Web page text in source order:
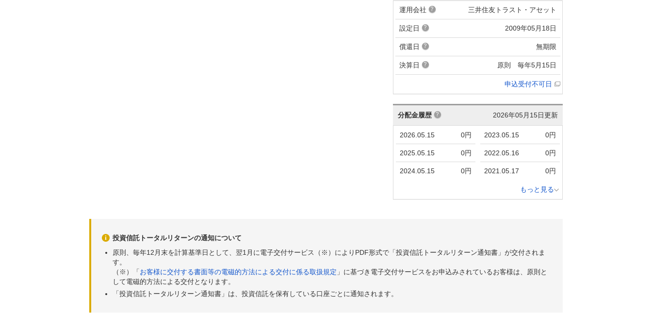
運用会社 三井住友トラスト・アセット
設定日 2009年05月18日
償還日 無期限
決算日 原則 毎年5月15日
申込受付不可日
2026年05月15日更新
分配金履歴
2026.05.15 0円
2025.05.15 0円
2024.05.15 0円
2023.05.15 0円
2022.05.16 0円
2021.05.17 0円
もっと見る
投資信託トータルリターンの通知について
原則、毎年12月末を計算基準日として、翌1月に電子交付サービス（※）によりPDF形式で「投資信託トータルリターン通知書」が交付されま
す。
（※）「お客様に交付する書面等の電磁的方法による交付に係る取扱規定 」に基づき電子交付サービスをお申込みされているお客様は、原則と
して電磁的方法による交付となります。
「投資信託トータルリターン通知書」は、投資信託を保有している口座ごとに通知されます。